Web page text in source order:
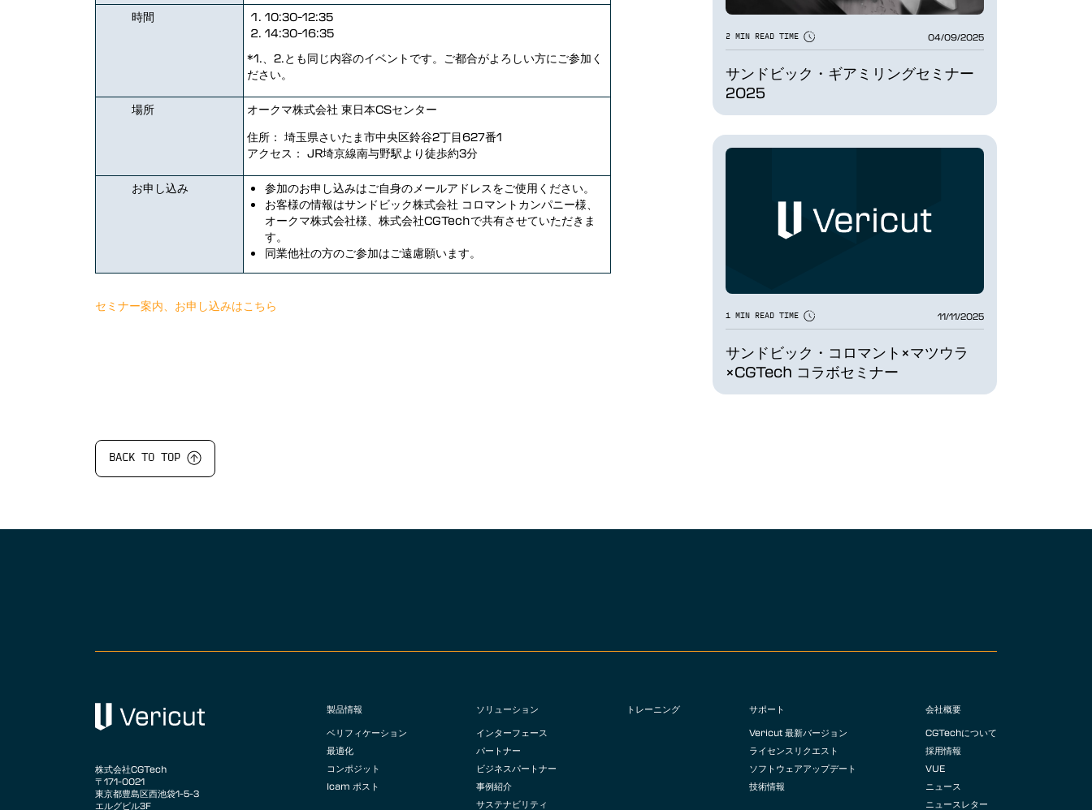
Vericut コンポジットシミュレーション
(VCS)
Vericut コンポジットプログラミング
Vericut オプティマイザー
Vericut Icam ポスト
時間
10:30-12:35
14:30-16:35
*1.、2.とも同じ内容のイベントです。ご都合がよろしい方にご参加く
ださい。
場所
オークマ株式会社 東日本CSセンター
住所： 埼玉県さいたま市中央区鈴谷2丁目627番1
アクセス： JR埼京線南与野駅より徒歩約3分
お申し込み
参加のお申し込みはご自身のメールアドレスをご使用ください。
お客様の情報はサンドビック株式会社 コロマントカンパニー様、
オークマ株式会社様、株式会社CGTechで共有させていただきま
す。
同業他社の方のご参加はご遠慮願います。
セミナー案内、お申し込みはこちら
2 MIN READ TIME 04/09/2025
サンドビック・ギアミリングセミナー
2025
1 MIN READ TIME 11/11/2025
サンドビック・コロマント×マツウラ
×CGTech コラボセミナー
BACK TO TOP
株式会社CGTech
〒171-0021
東京都豊島区西池袋1-5-3
エルグビル3F
製品情報
ベリフィケーション
最適化
コンポジット
Icam ポスト
ソリューション
インターフェース
パートナー
ビジネスパートナー
事例紹介
サステナビリティ
トレーニング
サポート
Vericut 最新バージョン
ライセンスリクエスト
ソフトウェアアップデート
技術情報
会社概要
CGTechについて
採用情報
VUE
ニュース
ニュースレター